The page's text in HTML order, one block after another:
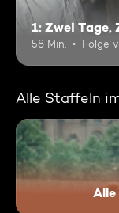
1: Zwei Tage,
58 Min. Folge
Alle Staffeln